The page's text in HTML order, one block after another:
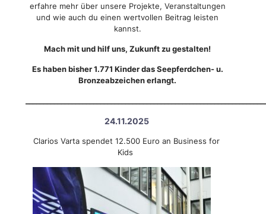
erfahre mehr über unsere Projekte, Veranstaltungen
und wie auch du einen wertvollen Beitrag leisten
kannst.
Mach mit und hilf uns, Zukunft zu gestalten!
Es haben bisher 1.771 Kinder das Seepferdchen- u.
Bronzeabzeichen erlangt.
24.11.2025
Clarios Varta spendet 12.500 Euro an Business for
Kids